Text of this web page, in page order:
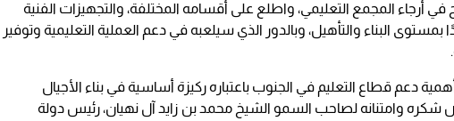
أرجاء المجمع التعليمي، واطلع على أقسامه المختلفة، والتجهيزات الفنية
بمستوى البناء والتأهيل، وبالدور الذي سيلعبه في دعم العملية التعليمية وتوفير
دعم قطاع التعليم في الجنوب باعتباره ركيزة أساسية في بناء الأجيال
شكره وامتنانه لصاحب السمو الشيخ محمد بن زايد آل نهيان، رئيس دولة